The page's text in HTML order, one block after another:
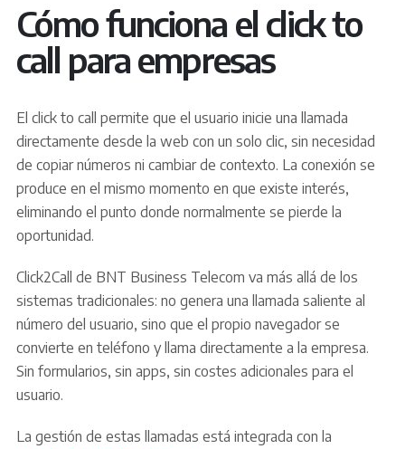
Cómo funciona el click to
call para empresas
El click to call permite que el usuario inicie una llamada
directamente desde la web con un solo clic, sin necesidad
de copiar números ni cambiar de contexto. La conexión se
produce en el mismo momento en que existe interés,
eliminando el punto donde normalmente se pierde la
oportunidad.
Click2Call de BNT Business Telecom va más allá de los
sistemas tradicionales: no genera una llamada saliente al
número del usuario, sino que el propio navegador se
convierte en teléfono y llama directamente a la empresa.
Sin formularios, sin apps, sin costes adicionales para el
usuario.
La gestión de estas llamadas está integrada con la